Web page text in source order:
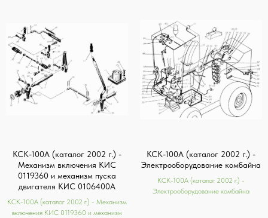
КСК-100А (каталог 2002 г.) -
Механизм включения КИС
0119360 и механизм пуска
двигателя КИС 0106400А
КСК-100А (каталог 2002 г.) - Механизм
включения КИС 0119360 и механизм
КСК-100А (каталог 2002 г.) -
Электрооборудование комбайна
КСК-100А (каталог 2002 г.) -
Электрооборудование комбайна